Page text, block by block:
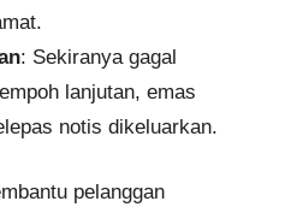
: Sekiranya gagal
lanjutan, emas
notis dikeluarkan.
pelanggan